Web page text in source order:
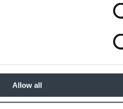
Allow all